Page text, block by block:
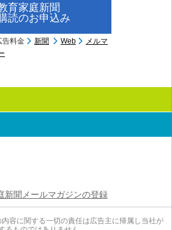
育家庭新聞
読のお申込み
告料金 新聞 Web
メルマ
新聞メールマガジンの登録
容に関する一切の責任は広告主に帰属し当社が